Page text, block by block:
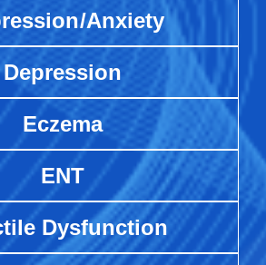
Anxiety
Depression
Eczema
ENT
Dysfunction